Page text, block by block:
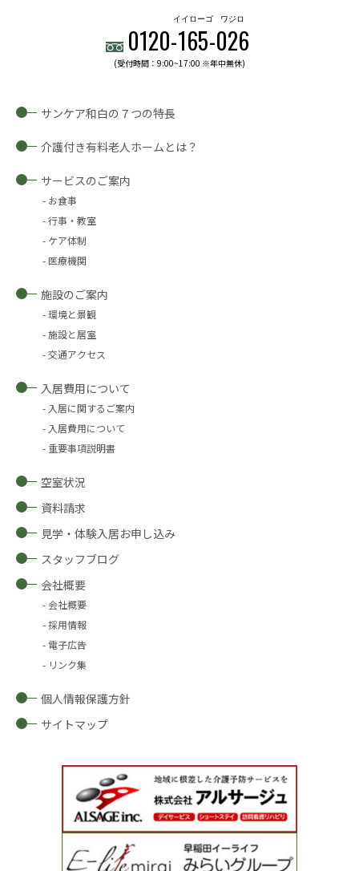
0120-165
イイローゴ
-026
ワジロ
(受付時間：9:00~17:00 ※年中無休)
サンケア和白の７つの特長
介護付き有料老人ホームとは？
サービスのご案内
お食事
行事・教室
ケア体制
医療機関
施設のご案内
環境と景観
施設と居室
交通アクセス
入居費用について
入居に関するご案内
入居費用について
重要事項説明書
空室状況
資料請求
見学・体験入居お申し込み
スタッフブログ
会社概要
会社概要
採用情報
電子広告
リンク集
個人情報保護方針
サイトマップ